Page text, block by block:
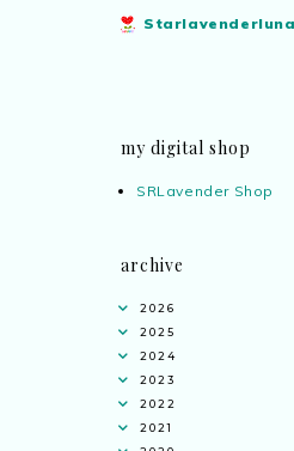
my digital shop
SRLavender Shop
archive
2026
2025
2024
2023
2022
2021